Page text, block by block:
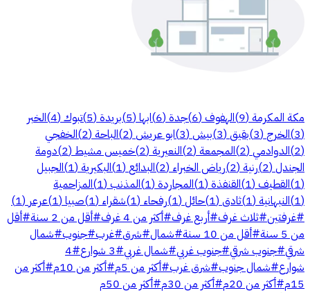
مكة المكرمة (
9
)الهفوف (
6
)جدة (
6
)ابها (
5
)بريدة (
5
)تبوك (
4
)الخبر
(
3
)الخرج (
3
)بقيق (
3
)بيش (
3
)ابو عريش (
2
)الباحة (
2
)الخفجي
(
2
)الدوادمي (
2
)المجمعة (
2
)النعيرية (
2
)خميس مشيط (
2
)دومة
الجندل (
2
)رنية (
2
)رياض الخبراء (
2
)البدائع (
1
)البكيرية (
1
)الجبيل
(
1
)القطيف (
1
)القنفذة (
1
)المجاردة (
1
)المذنب (
1
)المزاحمية
(
1
)النبهانية (
1
)ثادق (
1
)حائل (
1
)رفحاء (
1
)شقراء (
1
)صبيا (
1
)عرعر (
1
)
#غرفتين#ثلاث غرف#أربع غرف#أكثر من 4 غرف #أقل من 2 سنة #أقل
من 5 سنة
#أقل من 10 سنة #شمال#شرق#غرب#جنوب#شمال
شرقي#جنوب شرقي#جنوب غربي#شمال غربي#3 شوارع #
4
شوارع#شمال جنوب#شرق غرب#أكثر من 5م #أكثر من 10م #أكثر من
15م #أكثر من 20م #أكثر من 30م #أكثر من 50م